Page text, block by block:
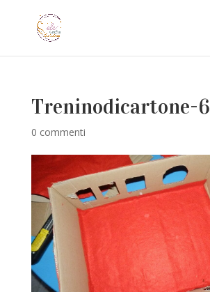
Treninodicartone-6
0 commenti